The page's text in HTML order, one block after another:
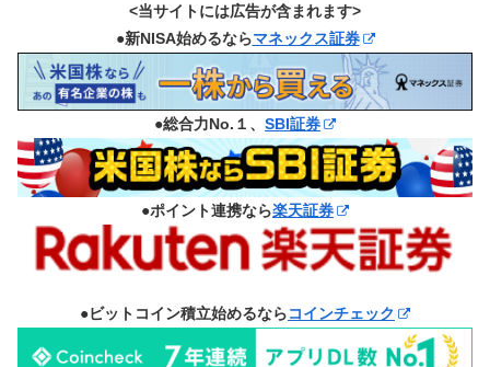
<当サイトには広告が含まれます>
●新NISA始めるならマネックス証券
●総合力No.１、 SBI証券
●ポイント連携なら楽天証券
●ビットコイン積立始めるならコインチェック